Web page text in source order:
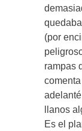
(por
rampas
llanos
Es el